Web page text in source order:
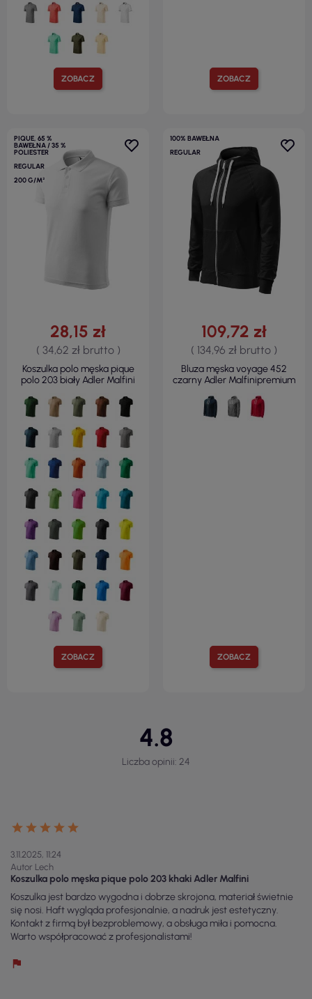
ZOBACZ ZOBACZ
PIQUE, 65 %
BAWEŁNA / 35 %
POLIESTER
REGULAR
200 G/M²
ZOBACZ
28,15 zł
( 34,62 zł brutto )
Koszulka polo męska pique
polo 203 biały Adler Malfini
100% BAWEŁNA
REGULAR
ZOBACZ
109,72 zł
( 134,96 zł brutto )
Bluza męska voyage 452
czarny Adler Malfinipremium
4.8
Liczba opinii: 24
3.11.2025, 11:24
Autor Lech
Koszulka polo męska pique polo 203 khaki Adler Malfini
Koszulka jest bardzo wygodna i dobrze skrojona, materiał świetnie
się nosi. Haft wygląda profesjonalnie, a nadruk jest estetyczny.
Kontakt z firmą był bezproblemowy, a obsługa miła i pomocna.
Warto współpracować z profesjonalistami!